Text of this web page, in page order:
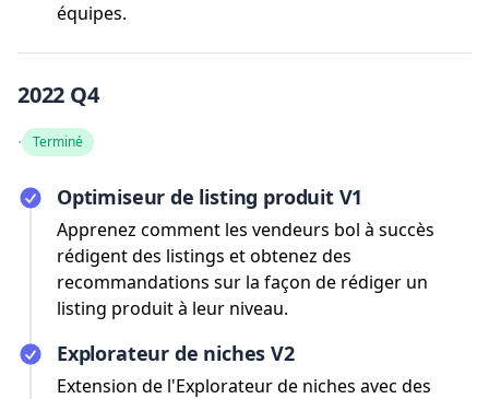
équipes.
2022 Q4
· Terminé
Optimiseur de listing produit V1
Apprenez comment les vendeurs bol à succès
rédigent des listings et obtenez des
recommandations sur la façon de rédiger un
listing produit à leur niveau.
Explorateur de niches V2
Extension de l'Explorateur de niches avec des